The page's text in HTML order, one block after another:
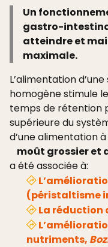
Un
gastro-
atteindre et
maximale.
L’alimentation
homogène stimule
temps de rétention
supérieure du
d’une alimentation
moût grossier et
a été associée à:
(péristaltisme
La réduction
nutriments,